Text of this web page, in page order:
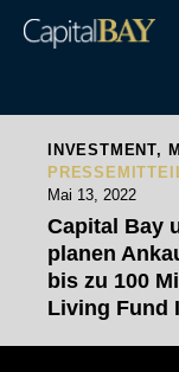
INVESTMENT,
Mai 13, 2022
Capital Bay
planen
bis zu 100
Living Fund I